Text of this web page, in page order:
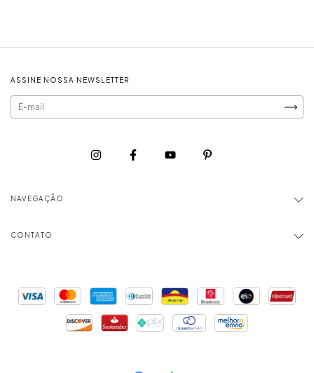
ASSINE NOSSA NEWSLETTER
NAVEGAÇÃO
CONTATO